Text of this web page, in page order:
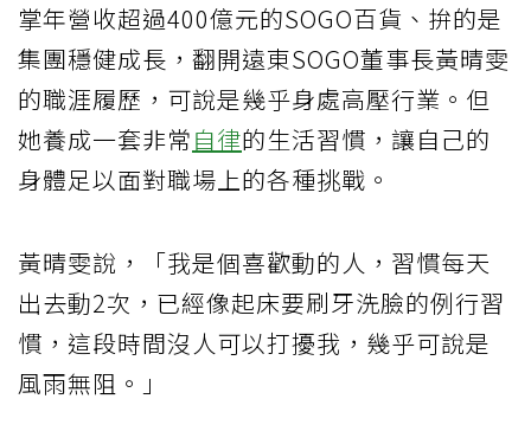
掌年營收超過400億元的SOGO百貨、拚的是
集團穩健成長，翻開遠東SOGO董事長黃晴雯
的職涯履歷，可說是幾乎身處高壓行業。但
她養成一套非常自律的生活習慣，讓自己的
身體足以面對職場上的各種挑戰。
黃晴雯說，「我是個喜歡動的人，習慣每天
出去動2次，已經像起床要刷牙洗臉的例行習
慣，這段時間沒人可以打擾我，幾乎可說是
風雨無阻。」